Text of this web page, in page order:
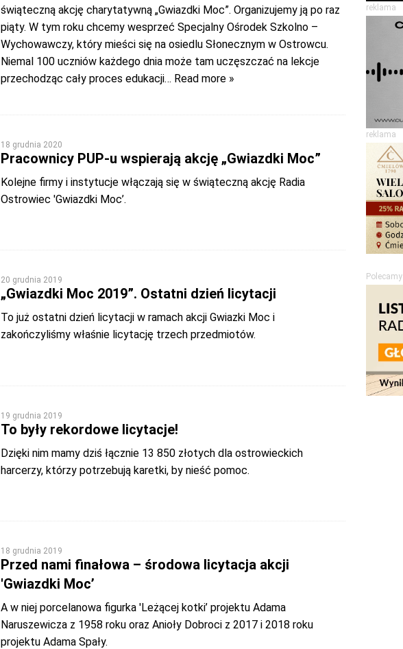
świąteczną akcję charytatywną „Gwiazdki Moc”. Organizujemy ją po raz
piąty. W tym roku chcemy wesprzeć Specjalny Ośrodek Szkolno –
Wychowawczy, który mieści się na osiedlu Słonecznym w Ostrowcu.
Niemal 100 uczniów każdego dnia może tam uczęszczać na lekcje
przechodząc cały proces edukacji… Read more »
18 grudnia 2020
Pracownicy PUP-u wspierają akcję „Gwiazdki Moc”
Kolejne firmy i instytucje włączają się w świąteczną akcję Radia
Ostrowiec 'Gwiazdki Moc’.
20 grudnia 2019
„Gwiazdki Moc 2019”. Ostatni dzień licytacji
To już ostatni dzień licytacji w ramach akcji Gwiazki Moc i
zakończyliśmy właśnie licytację trzech przedmiotów.
19 grudnia 2019
To były rekordowe licytacje!
Dzięki nim mamy dziś łącznie 13 850 złotych dla ostrowieckich
harcerzy, którzy potrzebują karetki, by nieść pomoc.
18 grudnia 2019
Przed nami finałowa – środowa licytacja akcji
'Gwiazdki Moc’
A w niej porcelanowa figurka 'Leżącej kotki’ projektu Adama
Naruszewicza z 1958 roku oraz Anioły Dobroci z 2017 i 2018 roku
projektu Adama Spały.
reklama
reklama
Polecamy